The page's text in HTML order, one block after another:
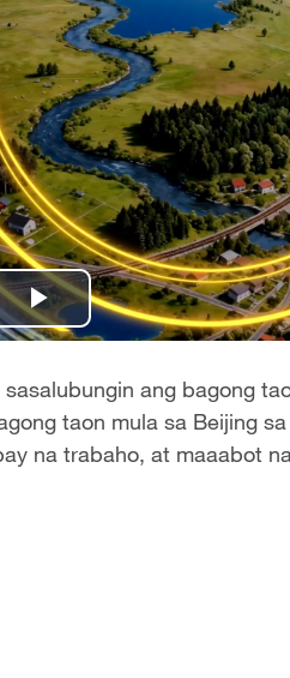
Play
Video ang bagong
taon mula sa Beijing
na trabaho, at maaabot